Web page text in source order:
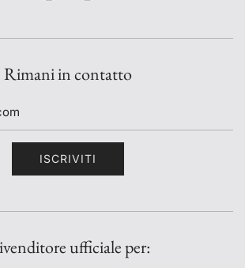
Rimani in contatto
ISCRIVITI
ufficiale per: